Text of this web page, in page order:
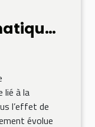
de
lié à la
l’effet de
évolue